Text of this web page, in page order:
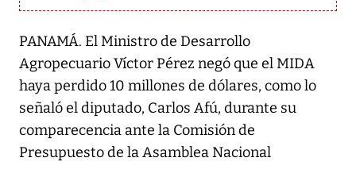
PANAMÁ. El Ministro de Desarrollo
Agropecuario Víctor Pérez negó que el MIDA
haya perdido 10 millones de dólares, como lo
señaló el diputado, Carlos Afú, durante su
comparecencia ante la Comisión de
Presupuesto de la Asamblea Nacional